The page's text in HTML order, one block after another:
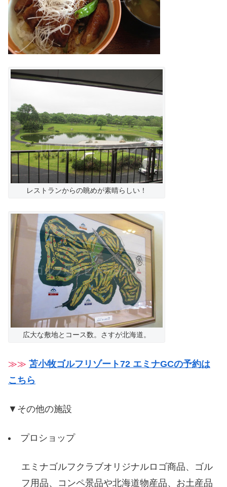
レストランからの眺めが素晴らしい！
広大な敷地とコース数。さすが北海道。
≫≫ 苫小牧ゴルフリゾート72 エミナGCの予約は
こちら
▼その他の施設
プロショップ
エミナゴルフクラブオリジナルロゴ商品、ゴル
フ用品、コンペ景品や北海道物産品、お土産品